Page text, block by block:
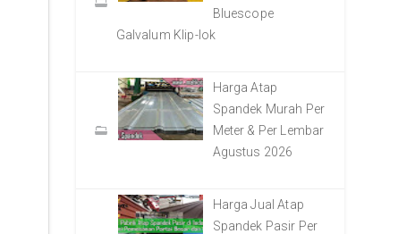
Bluescope
Galvalum Klip-lok
Harga Atap
Spandek Murah Per
Meter & Per Lembar
Agustus 2026
Harga Jual Atap
Spandek Pasir Per